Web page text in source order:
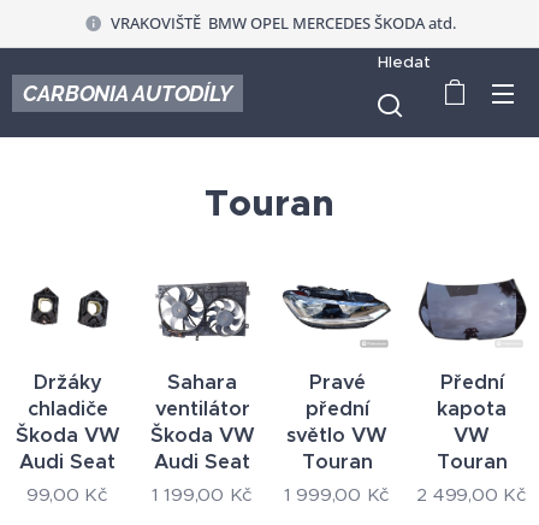
VRAKOVIŠTĚ BMW OPEL MERCEDES ŠKODA atd.
CARBONIA AUTODÍLY
Hledat
Touran
Držáky
chladiče
Škoda VW
Audi Seat
99,00 Kč
Sahara
ventilátor
Škoda VW
Audi Seat
1 199,00 Kč
Pravé
přední
světlo VW
Touran
1 999,00 Kč
Přední
kapota
VW
Touran
2 499,00 Kč